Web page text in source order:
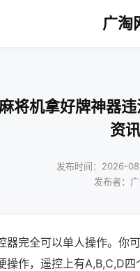
广淘
将机拿好牌神器
资讯
发布时间：2026-
发布者：
器完全可以单人操作。你
操作，遥控上有A,B,C,D